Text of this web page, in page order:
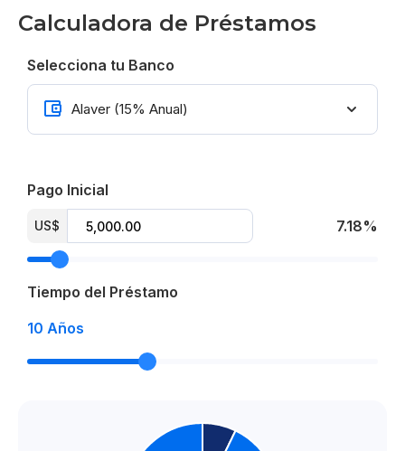
10% de inicial y firma de contrato
40% cuotas
50% contra entrega
Mantenimiento 1.7 dólares por m2
From US$ 69,650
Calculadora de Préstamos
Selecciona tu Banco
Pago Inicial
US$ 7.18%
Tiempo del Préstamo
10 Años